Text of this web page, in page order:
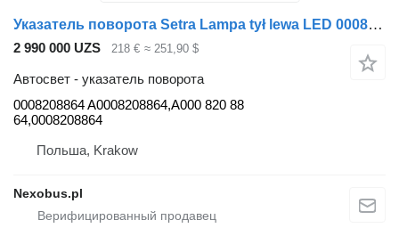
Указатель поворота Setra Lampa tył lewa LED 0008208864 для автобуса Setra S515 S516 S517 S519
2 990 000 UZS 218 € ≈ 251,90 $
Автосвет - указатель поворота
0008208864 A0008208864,A000 820 88
64,0008208864
Польша, Krakow
Nexobus.pl